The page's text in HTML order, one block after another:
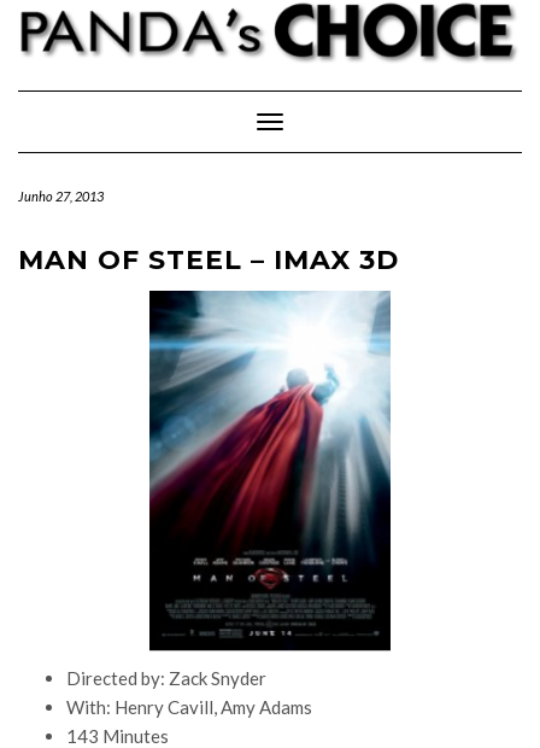
Skip
content
Toggle Navigation
Junho 27, 2013
MAN OF STEEL – IMAX 3D
Directed by: Zack Snyder
With: Henry Cavill, Amy Adams
143 Minutes